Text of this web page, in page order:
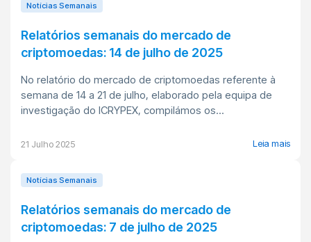
Notícias Semanais
Relatórios semanais do mercado de
criptomoedas: 14 de julho de 2025
No relatório do mercado de criptomoedas referente à
semana de 14 a 21 de julho, elaborado pela equipa de
investigação do ICRYPEX, compilámos os...
21 Julho 2025 Leia mais
Notícias Semanais
Relatórios semanais do mercado de
criptomoedas: 7 de julho de 2025